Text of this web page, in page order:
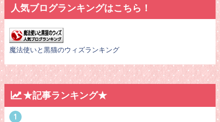
人気ブログランキングはこちら！
魔法使いと黒猫のウィズランキング
★記事ランキング★
1